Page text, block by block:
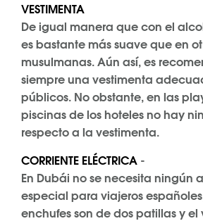
VESTIMENTA
De igual manera que con el
es bastante más suave que en
musulmanas. Aún así, es
siempre una vestimenta
públicos. No obstante, en las
piscinas de los hoteles no hay
respecto a la vestimenta.
CORRIENTE ELÉCTRICA -
En Dubái no se necesita ningún
especial para viajeros
enchufes son de dos patillas y el